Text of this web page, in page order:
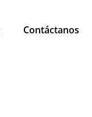
Contáctanos